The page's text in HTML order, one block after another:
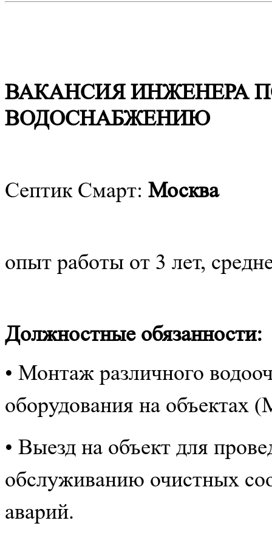
ВАКАНСИЯ ИНЖЕНЕРА
ВОДОСНАБЖЕНИЮ
Септик Смарт: Москва
опыт работы от 3 лет,
Должностные обязанности:
• Монтаж различного
оборудования на объектах
• Выезд на объект для
обслуживанию очистных
аварий.